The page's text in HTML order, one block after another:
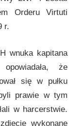
Orderu Virtuti
r.
wnuka kapitana
że
się w pułku
prawie w tym
w harcerstwie.
wykonane